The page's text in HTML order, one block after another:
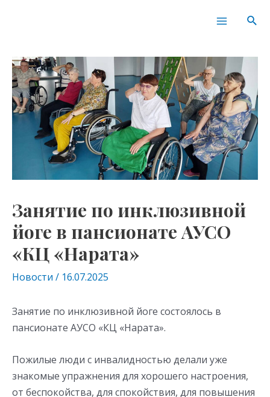
Main
Занятие по инклюзивной
йоге в пансионате АУСО
«КЦ «Нарата»
Новости / 16.07.2025
Занятие по инклюзивной йоге состоялось в
пансионате АУСО «КЦ «Нарата».
Пожилые люди с инвалидностью делали уже
знакомые упражнения для хорошего настроения,
от беспокойства, для спокойствия, для повышения